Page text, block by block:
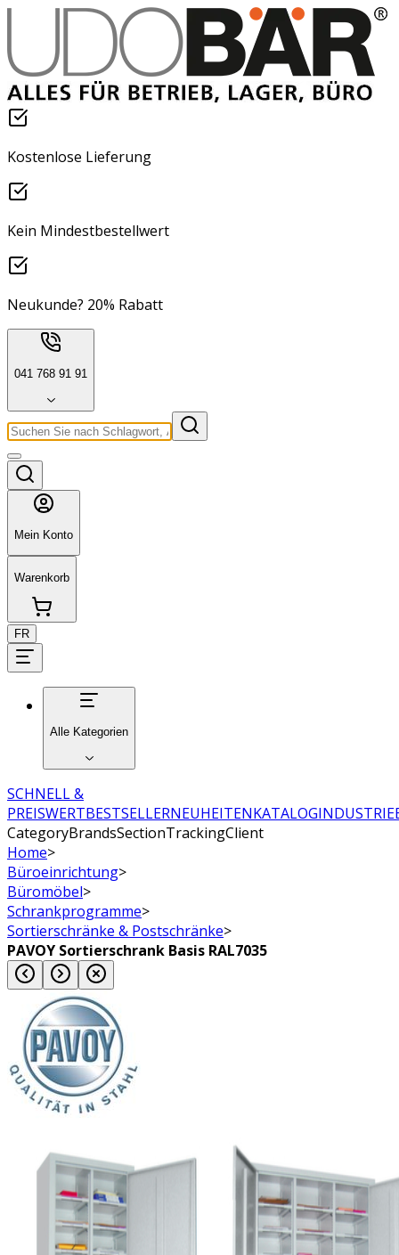
Kostenlose Lieferung
Kein Mindestbestellwert
Neukunde? 20% Rabatt
041 768 91 91
Mein Konto
Warenkorb
FR
Alle Kategorien
SCHNELL &
PREISWERTBESTSELLERNEUHEITENKATALOG
CategoryBrandsSectionTrackingClient
Home>
Büroeinrichtung>
Büromöbel>
Schrankprogramme>
Sortierschränke & Postschränke>
PAVOY Sortierschrank Basis RAL7035